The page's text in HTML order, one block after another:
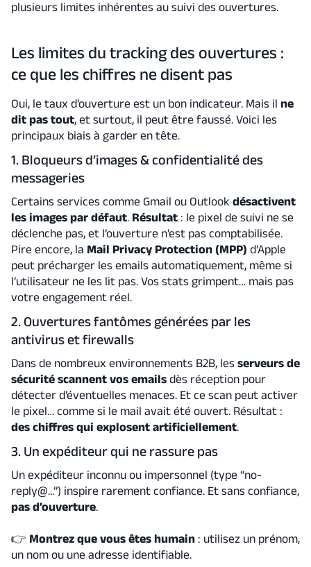
plusieurs limites inhérentes au suivi des ouvertures.
Les limites du tracking des ouvertures :
ce que les chiffres ne disent pas
Oui, le taux d’ouverture est un bon indicateur. Mais il ne
dit pas tout, et surtout, il peut être faussé. Voici les
principaux biais à garder en tête.
1. Bloqueurs d’images & confidentialité des
messageries
Certains services comme Gmail ou Outlook désactivent
les images par défaut. Résultat: le pixel de suivi ne se
déclenche pas, et l’ouverture n’est pas comptabilisée.
Pire encore, la Mail Privacy Protection (MPP) d’Apple
peut précharger les emails automatiquement, même si
l’utilisateur ne les lit pas. Vos stats grimpent… mais pas
votre engagement réel.
2. Ouvertures fantômes générées par les
antivirus et firewalls
Dans de nombreux environnements B2B, les serveurs de
sécurité scannent vos emailsdès réception pour
détecter d’éventuelles menaces. Et ce scan peut activer
le pixel… comme si le mail avait été ouvert. Résultat :
des chiffres qui explosent artificiellement.
3. Un expéditeur qui ne rassure pas
Un expéditeur inconnu ou impersonnel (type “no-
reply@...”) inspire rarement confiance. Et sans confiance,
pas d’ouverture.
👉 Montrez que vous êtes humain: utilisez un prénom,
un nom ou une adresse identifiable.